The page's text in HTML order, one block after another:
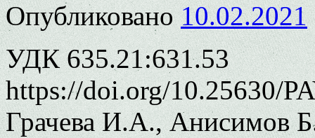
Опубликовано 10.02.2021
УДК 635.21:631.53
https://doi.org/10.25630/
Грачева И.А., Анисимов